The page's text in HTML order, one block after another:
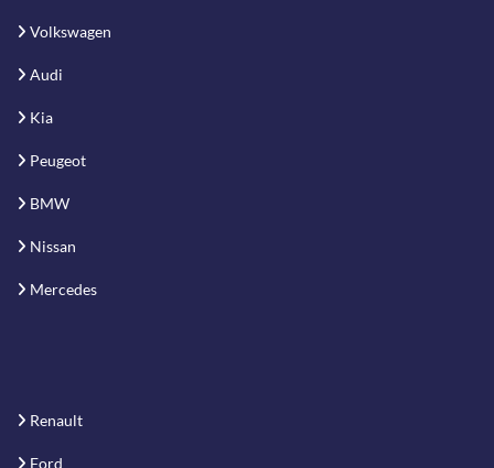
Volkswagen
Audi
Kia
Peugeot
BMW
Nissan
Mercedes
Renault
Ford